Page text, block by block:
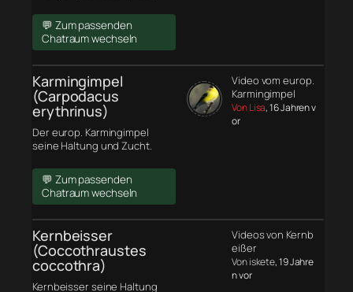
💬 Zum passenden
Chatraum wechseln
Karmingimpel
(Carpodacus
erythrinus)
Der europ. Karmingimpel
seine Haltung und Zucht.
💬 Zum passenden
Chatraum wechseln
Video vom europ.
Karmingimpel
Von Lisa, 16 Jahren v
or
Kernbeisser
(Coccothraustes
coccothra)
Kernbeisser seine Haltung
Videos von Kernb
eißer
Von iskete, 19 Jahre
n vor